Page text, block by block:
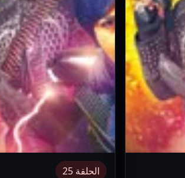
الحلقة 25